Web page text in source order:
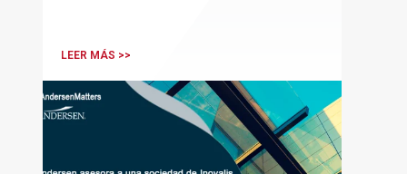
codirigirá el EU Real Estate Industry
UK.
LEER MÁS >>